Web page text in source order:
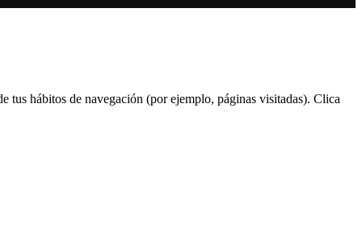
tus hábitos de navegación (por ejemplo, páginas visitadas). Clica